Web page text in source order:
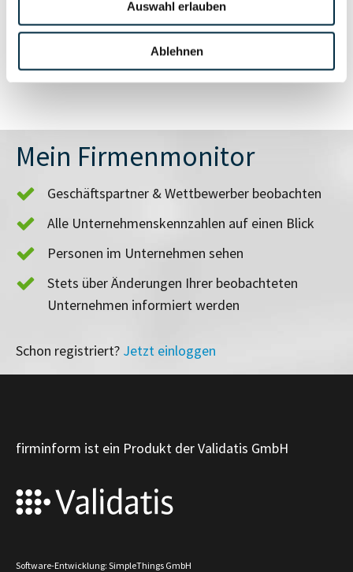
Auswahl erlauben
Ablehnen
Länderrisiken
Unternehmensprofil
anfragen
Mein Firmenmonitor
Geschäftspartner & Wettbewerber beobachten
Alle Unternehmenskennzahlen auf einen Blick
Personen im Unternehmen sehen
Stets über Änderungen Ihrer beobachteten
Unternehmen informiert werden
Schon registriert? Jetzt einloggen
firminform ist ein Produkt der Validatis GmbH
Software-Entwicklung: SimpleThings GmbH